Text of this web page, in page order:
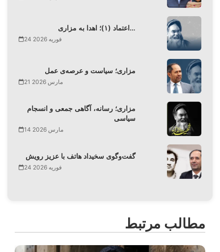
اعتماد (۱)؛ اهدا به مزاری…
24 فوریه 2026
مزاری؛ سیاست و عرصه‌ی عمل
21 مارس 2026
مزاری؛ رسانه، آگاهی جمعی و انسجام
سیاسی
14 مارس 2026
گفت‌وگوی سخیداد هاتف با عزیز رویش
24 فوریه 2026
مطالب مرتبط